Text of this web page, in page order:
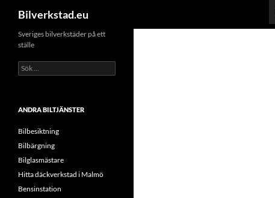
Hoppa
innehåll
Bilverkstad.eu
Sveriges bilverkstäder på ett
ställe
Sök
efter:
ANDRA BILTJÄNSTER
Bilbesiktning
Bilbärgning
Bilglasmästare
Hitta däckverkstad i Malmö
Bensinstation